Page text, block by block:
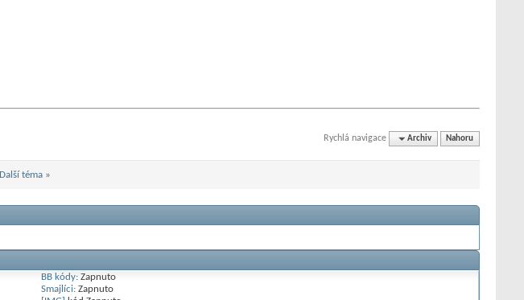
Rychlá navigace Archiv Nahoru
Další téma »
BB kódy: Zapnuto
Smajlíci: Zapnuto